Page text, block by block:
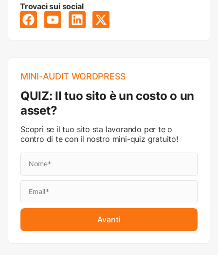
Trovaci sui social
MINI-AUDIT WORDPRESS
QUIZ: Il tuo sito è un costo o un
asset?
Scopri se il tuo sito sta lavorando per te o
contro di te con il nostro mini-quiz gratuito!
Avanti